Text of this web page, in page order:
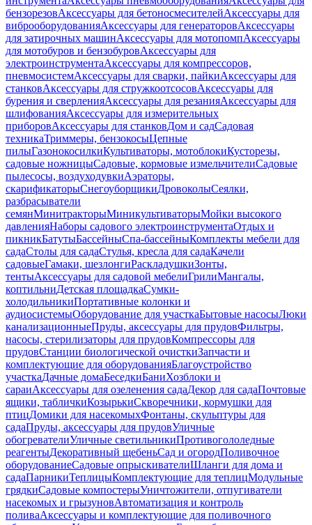
бензорезовАксессуары для бетоносмесителейАксессуары для
виброоборудованияАксессуары для генераторовАксессуары
для затирочных машинАксессуары для мотопомпАксессуары
для мотобуров и бензобуровАксессуары для
электроинструментаАксессуары для компрессоров,
пневмосистемАксессуары для сварки, пайкиАксессуары для
станковАксессуары для стружкоотсосовАксессуары для
бурения и сверленияАксессуары для резанияАксессуары для
шлифованияАксессуары для измерительных
приборовАксессуары для станковДом и садСадовая
техникаТриммеры, бензокосыЦепные
пилыГазонокосилкиКультиваторы, мотоблокиКусторезы,
садовые ножницыСадовые, кормовые измельчителиСадовые
пылесосы, воздуходувкиАэраторы,
скарификаторыСнегоуборщикиДровоколыСеялки,
разбрасыватели
семянМинитракторыМиникультиваторыМойки высокого
давленияНаборы садового электроинструментаОтдых и
пикникБатутыБассейныСпа-бассейныКомплекты мебели для
садаСтолы для садаСтулья, кресла для садаКачели
садовыеГамаки, шезлонгиРаскладушкиЗонты,
тентыАксессуары для садовой мебелиГрилиМангалы,
коптильниДетская площадкаСумки-
холодильникиПортативные колонки и
аудиосистемыОборудование для участкаБытовые насосыЛюки
канализационныеПруды, аксессуары для прудовФильтры,
насосы, стерилизаторы для прудовКомпрессоры для
прудовСтанции биологической очисткиЗапчасти и
комплектующие для оборудованияБлагоустройство
участкаДачные домаБеседкиБаниХозблоки и
сараиАксессуары для озеленения садаДекор для садаПочтовые
ящики, табличкиКозырькиСкворечники, кормушки для
птицДомики для насекомыхФонтаны, скульптуры для
садаПруды, аксессуары для прудовУличные
обогревателиУличные светильникиПротивогололедные
реагентыДекоративный щебеньСад и огородПоливочное
оборудованиеСадовые опрыскивателиШланги для дома и
садаПарникиТеплицыКомплектующие для теплицМодульные
грядкиСадовые компостерыУничтожители, отпугиватели
насекомых и грызуновАвтоматизация и контроль
поливаАксессуары и комплектующие для поливочного